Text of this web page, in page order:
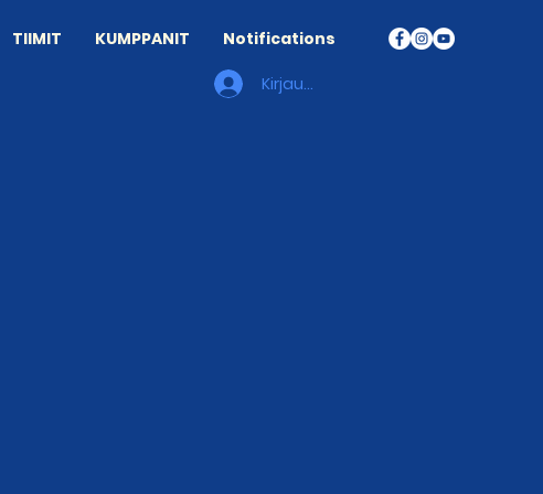
TIIMIT KUMPPANIT Notifications
Kirjaudu